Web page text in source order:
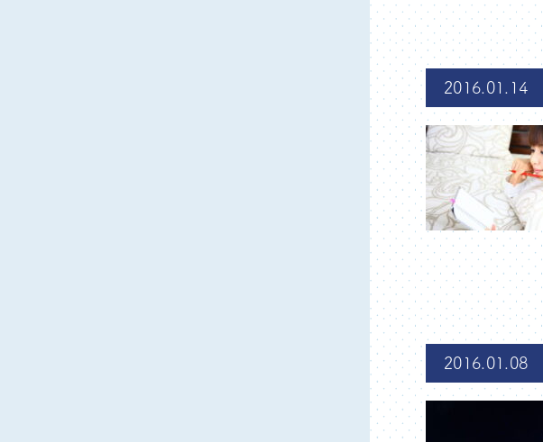
2016.01.14
2016.01.08